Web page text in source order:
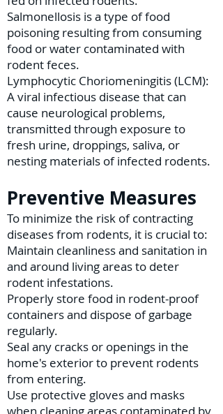
Salmonellosis is a type of food
poisoning resulting from consuming
food or water contaminated with
rodent feces.
Lymphocytic Choriomeningitis (LCM):
A viral infectious disease that can
cause neurological problems,
transmitted through exposure to
fresh urine, droppings, saliva, or
nesting materials of infected rodents.
Preventive Measures
To minimize the risk of contracting
diseases from rodents, it is crucial to:
Maintain cleanliness and sanitation in
and around living areas to deter
rodent infestations.
Properly store food in rodent-proof
containers and dispose of garbage
regularly.
Seal any cracks or openings in the
home's exterior to prevent rodents
from entering.
Use protective gloves and masks